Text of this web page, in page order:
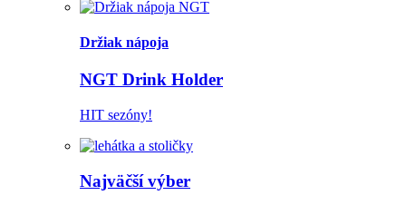
Držiak nápoja
NGT Drink Holder
HIT sezóny!
Najväčší výber